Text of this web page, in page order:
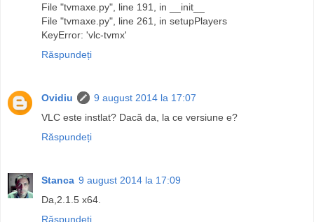
File "tvmaxe.py", line 191, in __init__
File "tvmaxe.py", line 261, in setupPlayers
KeyError: 'vlc-tvmx'
Răspundeți
Ovidiu
9 august 2014 la 17:07
VLC este instlat? Dacă da, la ce versiune e?
Răspundeți
Stanca 9 august 2014 la 17:09
Da,2.1.5 x64.
Răspundeți